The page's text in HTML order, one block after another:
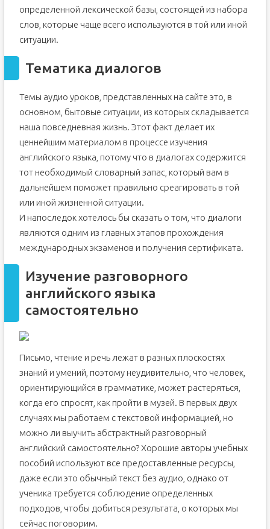
определенной лексической базы, состоящей из набора
слов, которые чаще всего используются в той или иной
ситуации.
Тематика диалогов
Темы аудио уроков, представленных на сайте это, в
основном, бытовые ситуации, из которых складывается
наша повседневная жизнь. Этот факт делает их
ценнейшим материалом в процессе изучения
английского языка, потому что в диалогах содержится
тот необходимый словарный запас, который вам в
дальнейшем поможет правильно среагировать в той
или иной жизненной ситуации.
И напоследок хотелось бы сказать о том, что диалоги
являются одним из главных этапов прохождения
международных экзаменов и получения сертификата.
Изучение разговорного
английского языка
самостоятельно
Письмо, чтение и речь лежат в разных плоскостях
знаний и умений, поэтому неудивительно, что человек,
ориентирующийся в грамматике, может растеряться,
когда его спросят, как пройти в музей. В первых двух
случаях мы работаем с текстовой информацией, но
можно ли выучить абстрактный разговорный
английский самостоятельно? Хорошие авторы учебных
пособий используют все предоставленные ресурсы,
даже если это обычный текст без аудио, однако от
ученика требуется соблюдение определенных
подходов, чтобы добиться результата, о которых мы
сейчас поговорим.